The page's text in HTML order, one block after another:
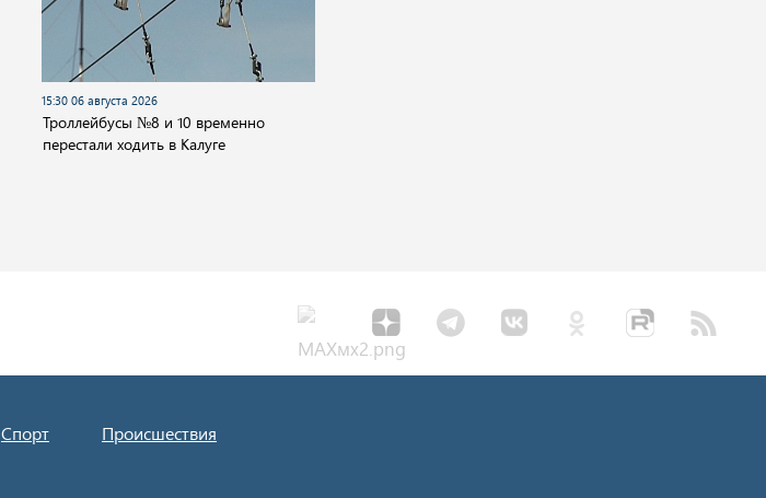
15:30 06 августа 2026
Троллейбусы №8 и 10 временно
перестали ходить в Калуге
Спорт Происшествия